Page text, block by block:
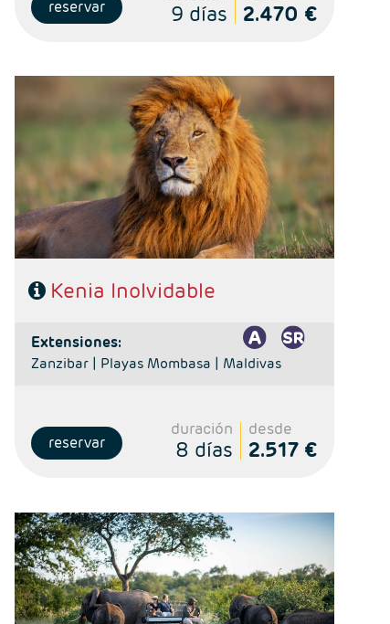
reservar 9 días 2.470 €
- Salidas: Lunes y Viernes
- Ruta: 1 noche Nairobi, 1noche Samburu, 1n Aberdare,
1n Lago Nakuru, 2n Masai Mara
- Alojamiento: Superior, Superior Plus y Deluxe
- Régimen: Pensión completa en el safari.
- A destacar: Visado electrónico antes de la salida del
Kenia Inolvidable
extensiones:
Zanzibar | Playas Mombasa | Maldivas
reservar
duración
8 días
desde
2.517 €
Salidas: Diarias
Ruta: 1 noche Johanesburgo + 2 noches reserva
privada + 3 noches Ciudad del Cabo
Régimen: alojamiento y desayuno + 2 almuerzos + 2
cenas
Hoteles: 4 y 5*